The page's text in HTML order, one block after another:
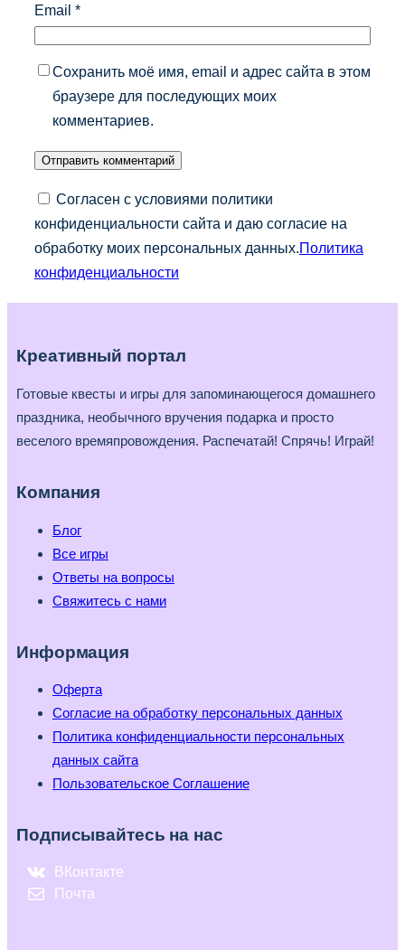
Email *
Сохранить моё имя, email и адрес сайта в этом
браузере для последующих моих
комментариев.
Согласен с условиями политики
конфиденциальности сайта и даю согласие на
обработку моих персональных данных. Политика
конфиденциальности
Креативный портал
Готовые квесты и игры для запоминающегося домашнего
праздника, необычного вручения подарка и просто
веселого времяпровождения. Распечатай! Спрячь! Играй!
Компания
Блог
Все игры
Ответы на вопросы
Свяжитесь с нами
Информация
Оферта
Согласие на обработку персональных данных
Политика конфиденциальности персональных
данных сайта
Пользовательское Соглашение
Подписывайтесь на нас
ВКонтакте
Почта